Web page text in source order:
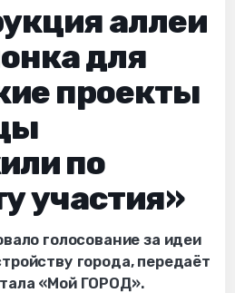
аллеи
для
проекты
по
участия»
голосование за идеи
города, передаёт
«Мой ГОРОД».